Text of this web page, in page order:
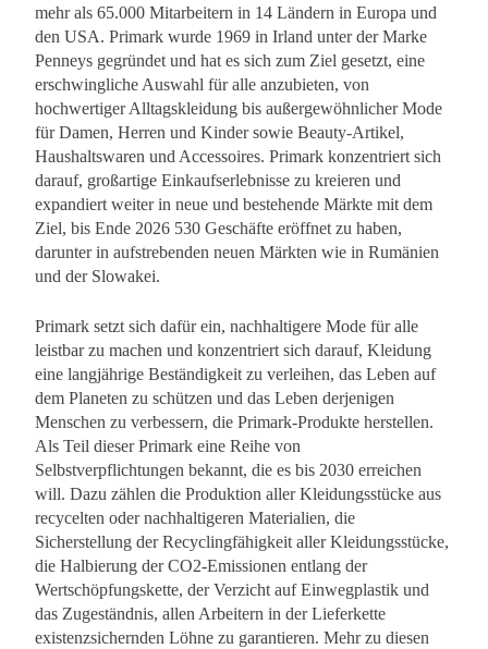
mehr als 65.000 Mitarbeitern in 14 Ländern in Europa und
den USA. Primark wurde 1969 in Irland unter der Marke
Penneys gegründet und hat es sich zum Ziel gesetzt, eine
erschwingliche Auswahl für alle anzubieten, von
hochwertiger Alltagskleidung bis außergewöhnlicher Mode
für Damen, Herren und Kinder sowie Beauty-Artikel,
Haushaltswaren und Accessoires. Primark konzentriert sich
darauf, großartige Einkaufserlebnisse zu kreieren und
expandiert weiter in neue und bestehende Märkte mit dem
Ziel, bis Ende 2026 530 Geschäfte eröffnet zu haben,
darunter in aufstrebenden neuen Märkten wie in Rumänien
und der Slowakei.
Primark setzt sich dafür ein, nachhaltigere Mode für alle
leistbar zu machen und konzentriert sich darauf, Kleidung
eine langjährige Beständigkeit zu verleihen, das Leben auf
dem Planeten zu schützen und das Leben derjenigen
Menschen zu verbessern, die Primark-Produkte herstellen.
Als Teil dieser Primark eine Reihe von
Selbstverpflichtungen bekannt, die es bis 2030 erreichen
will. Dazu zählen die Produktion aller Kleidungsstücke aus
recycelten oder nachhaltigeren Materialien, die
Sicherstellung der Recyclingfähigkeit aller Kleidungsstücke,
die Halbierung der CO2-Emissionen entlang der
Wertschöpfungskette, der Verzicht auf Einwegplastik und
das Zugeständnis, allen Arbeitern in der Lieferkette
existenzsichernden Löhne zu garantieren. Mehr zu diesen